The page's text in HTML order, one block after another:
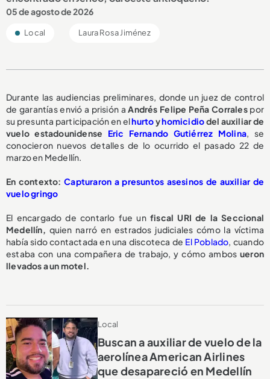
05 de agosto de 2026
Local Laura Rosa Jiménez
Durante las audiencias preliminares, donde un juez de control
de garantías envió a prisión aAndrés Felipe Peña Corralespor
su presunta participación en elhurtoyhomicidiodel auxiliar de
vuelo estadounidense Eric Fernando Gutiérrez Molina, se
conocieron nuevos detalles de lo ocurrido el pasado 22 de
marzo en Medellín.
En contexto: Capturaron a presuntos asesinos de auxiliar de
vuelo gringo
El encargado de contarlo fue unfiscal URI de la Seccional
Medellín, quien narró en estrados judiciales cómo la víctima
había sido contactada en una discoteca de El Poblado, cuando
estaba con una compañera de trabajo, y cómo ambos ueron
llevados a un motel.
Local
Buscan a auxiliar de vuelo de la
aerolínea American Airlines
que desapareció en Medellín